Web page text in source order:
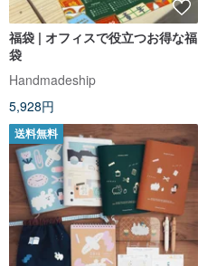
福袋 | オフィスで役立つお得な福
袋
Handmadeship
5,928円
送料無料